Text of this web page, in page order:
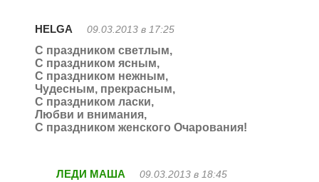
HELGA 09.03.2013 в 17:25
С праздником светлым,
С праздником ясным,
С праздником нежным,
Чудесным, прекрасным,
С праздником ласки,
Любви и внимания,
С праздником женского Очарования!
ЛЕДИ МАША 09.03.2013 в 18:45